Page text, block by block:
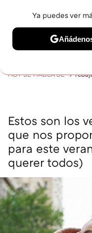
BELLEZA SHOPPING
HOY SE HABLA DE
Estos son los
que nos
para este
querer todos)
Ya puedes ver